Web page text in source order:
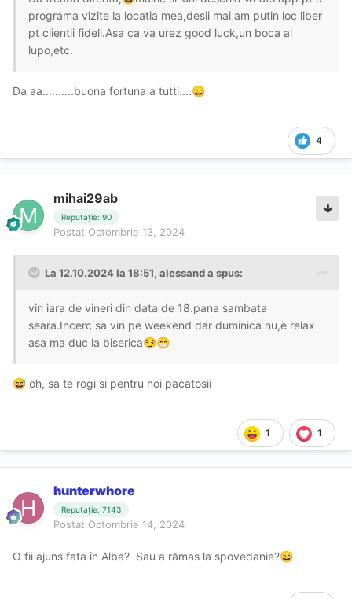
programa vizite la locatia mea,desii mai am putin loc liber
pt clientii fideli.Asa ca va urez good luck,un boca al
lupo,etc.
Da aa..........buona fortuna a tutti....😄
4
mihai29ab
Reputație: 90
Postat Octombrie 13, 2024
La 12.10.2024 la 18:51, alessanda spus:
vin iara de vineri din data de 18.pana sambata
seara.Incerc sa vin pe weekend dar duminica nu,e relax
asa ma duc la biserica😏😁
😅 oh, sa te rogi si pentru noi pacatosii
1 1
hunterwhore
Reputație: 7143
Postat Octombrie 14, 2024
O fii ajuns fata în Alba? Sau a rămas la spovedanie?😄